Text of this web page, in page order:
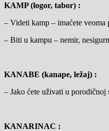
KAMP (logor, tabor) :
– Videti kamp – imaćete veoma
– Biti u kampu – nemir,
KANABE (kanape, ležaj) :
– Jako ćete uživati u porodičnoj
KANARINAC :